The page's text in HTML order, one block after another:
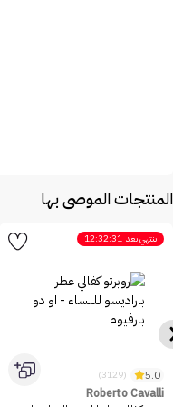
المنتجات الموصى بها
ينتهي بعد 12:32:31
5.0
(3129)
Roberto Cavalli